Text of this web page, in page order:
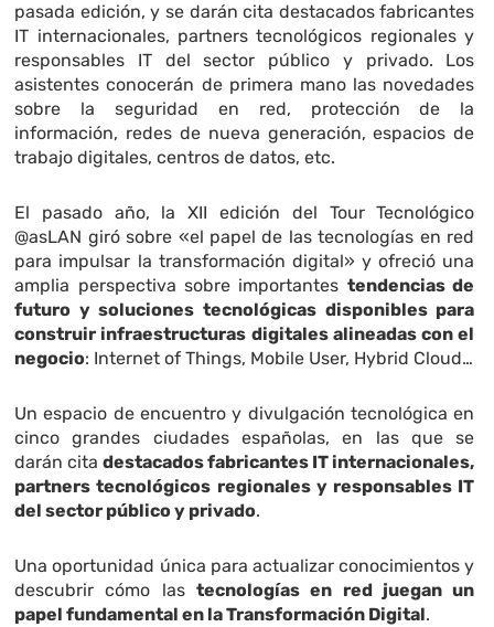
pasada edición, y se darán cita destacados fabricantes
IT internacionales, partners tecnológicos regionales y
responsables IT del sector público y privado. Los
asistentes conocerán de primera mano las novedades
sobre la seguridad en red, protección de la
información, redes de nueva generación, espacios de
trabajo digitales, centros de datos, etc.
El pasado año, la XII edición del Tour Tecnológico
@asLAN giró sobre «el papel de las tecnologías en red
para impulsar la transformación digital» y ofreció una
amplia perspectiva sobre importantes tendencias de
futuro y soluciones tecnológicas disponibles para
construir infraestructuras digitales alineadas con el
negocio: Internet of Things, Mobile User, Hybrid Cloud…
Un espacio de encuentro y divulgación tecnológica en
cinco grandes ciudades españolas, en las que se
darán citadestacados fabricantes IT internacionales,
partners tecnológicos regionales y responsables IT
del sector público y privado.
Una oportunidad única para actualizar conocimientos y
descubrir cómo lastecnologías en red juegan un
papel fundamental en la Transformación Digital.